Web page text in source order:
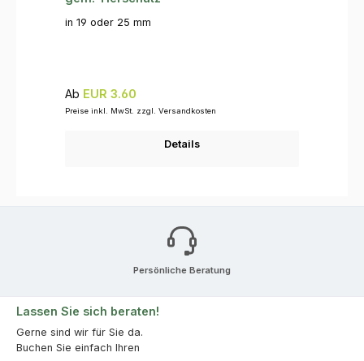
in 19 oder 25 mm
Regulärer Preis:
Ab EUR 3.60
Preise inkl. MwSt. zzgl. Versandkosten
Details
Persönliche Beratung
Lassen Sie sich beraten!
Gerne sind wir für Sie da.
Buchen Sie einfach Ihren